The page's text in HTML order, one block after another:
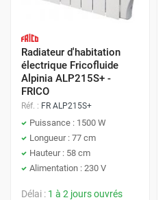
Radiateur d'habitation
électrique Fricofluide
Alpinia ALP215S+ -
FRICO
Réf. : FR ALP215S+
Puissance : 1500 W
Longueur : 77 cm
Hauteur : 58 cm
Alimentation : 230 V
Délai : 1 à 2 jours ouvrés